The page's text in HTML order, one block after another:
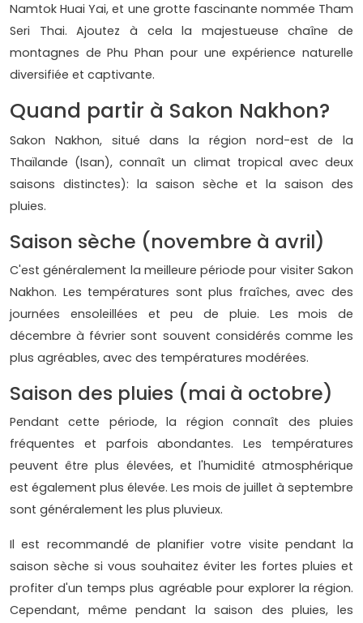
Namtok Huai Yai, et une grotte fascinante nommée Tham
Seri Thai. Ajoutez à cela la majestueuse chaîne de
montagnes de Phu Phan pour une expérience naturelle
diversifiée et captivante.
Quand partir à Sakon Nakhon?
Sakon Nakhon, situé dans la région nord-est de la
Thaïlande (Isan), connaît un climat tropical avec deux
saisons distinctes): la saison sèche et la saison des
pluies.
Saison sèche (novembre à avril)
C'est généralement la meilleure période pour visiter Sakon
Nakhon. Les températures sont plus fraîches, avec des
journées ensoleillées et peu de pluie. Les mois de
décembre à février sont souvent considérés comme les
plus agréables, avec des températures modérées.
Saison des pluies (mai à octobre)
Pendant cette période, la région connaît des pluies
fréquentes et parfois abondantes. Les températures
peuvent être plus élevées, et l'humidité atmosphérique
est également plus élevée. Les mois de juillet à septembre
sont généralement les plus pluvieux.
Il est recommandé de planifier votre visite pendant la
saison sèche si vous souhaitez éviter les fortes pluies et
profiter d'un temps plus agréable pour explorer la région.
Cependant, même pendant la saison des pluies, les